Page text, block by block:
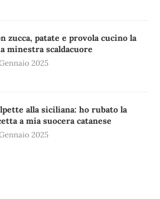
zucca, patate e provola cucino la
minestra scaldacuore
2025
alla siciliana: ho rubato la
a mia suocera catanese
2025